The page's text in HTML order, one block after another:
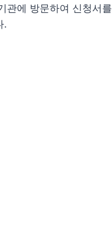
관에 방문하여 신청서
.